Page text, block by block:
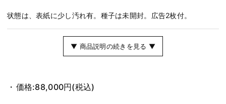
状態は、表紙に少し汚れ有。種子は未開封。広告2枚付。
▼ 商品説明の続きを見る ▼
価格:88,000円(税込)